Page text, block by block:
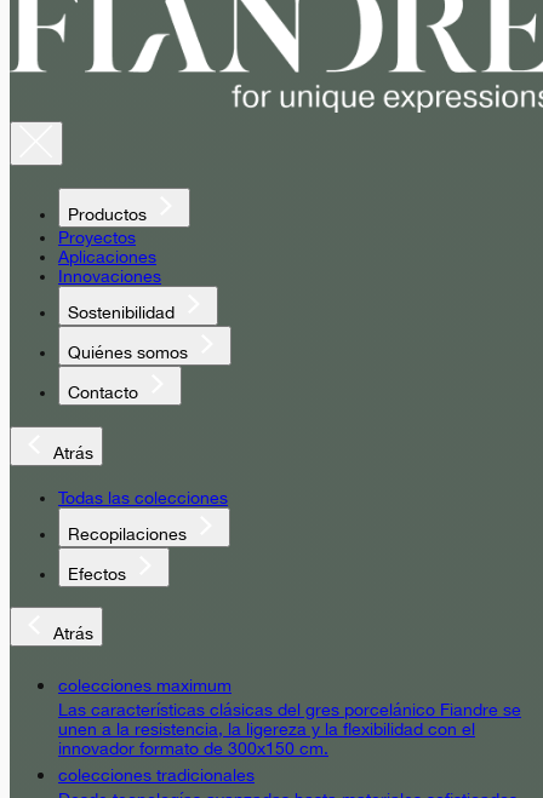
Productos
Proyectos
Aplicaciones
Innovaciones
Sostenibilidad
Quiénes somos
Contacto
Atrás
Todas las colecciones
Recopilaciones
Efectos
Atrás
colecciones maximum
Las características clásicas del gres porcelánico Fiandre se
unen a la resistencia, la ligereza y la flexibilidad con el
innovador formato de 300x150 cm.
colecciones tradicionales